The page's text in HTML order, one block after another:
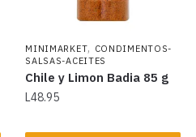
MINIMARKET, CONDIMENTOS-
SALSAS-ACEITES
Chile y Limon Badia 85 g
L48.95